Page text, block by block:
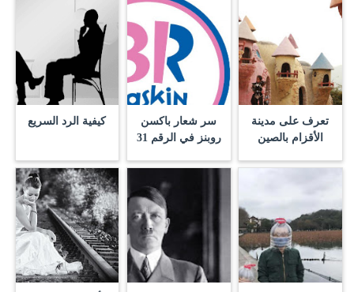
تعرف على مدينة
الأقزام بالصين
سر شعار باكسن
روبنز في الرقم 31
كيفية الرد السريع